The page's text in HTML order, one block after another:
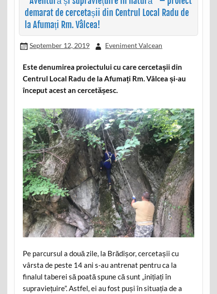
demarat de cercetașii din Centrul Local Radu de
la Afumați Rm. Vâlcea!
September 12, 2019 Eveniment Valcean
Este denumirea proiectului cu care cercetașii din
Centrul Local Radu de la Afumați Rm. Vâlcea și-au
început acest an cercetășesc.
Pe parcursul a două zile, la Brădișor, cercetașii cu
vârsta de peste 14 ani s-au antrenat pentru ca la
finalul taberei să poată spune că sunt „inițiați în
supraviețuire”. Astfel, ei au fost puși în situația de a